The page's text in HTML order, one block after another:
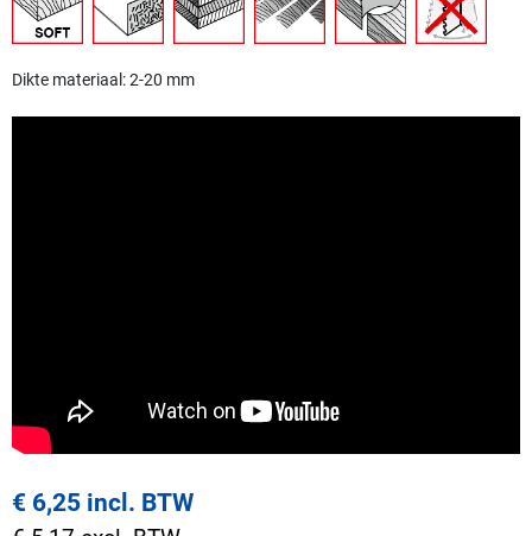
Dikte materiaal: 2-20 mm
€ 6,25 incl. BTW